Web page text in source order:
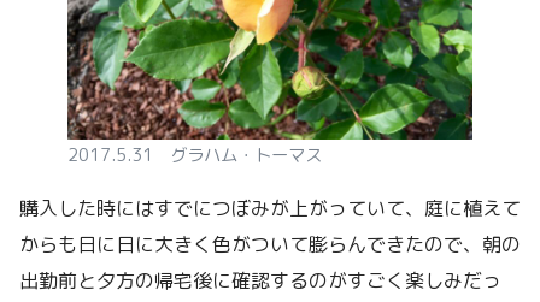
2017.5.31 グラハム・トーマス
購入した時にはすでにつぼみが上がっていて、庭に植えて
からも日に日に大きく色がついて膨らんできたので、朝の
出勤前と夕方の帰宅後に確認するのがすごく楽しみだっ